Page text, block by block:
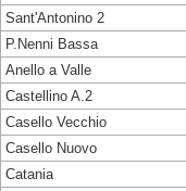
Sant'Antonino 2
P.Nenni Bassa
Anello a Valle
Castellino A.2
Casello Vecchio
Casello Nuovo
Catania